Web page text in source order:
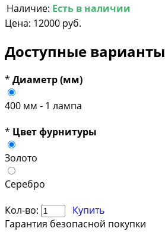
Наличие: Есть в наличии
Цена: 12000 руб.
Доступные варианты
* Диаметр (мм)
400 мм - 1 лампа
* Цвет фурнитуры
Золото
Серебро
Кол-во:
Купить
Гарантия безопасной покупки